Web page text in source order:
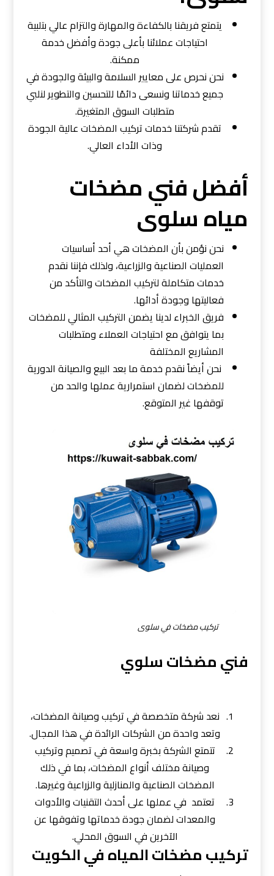
يتمتع فريقنا بالكفاءة والمهارة والتزام عالي بتلبية
احتياجات عملائنا بأعلى جودة وأفضل خدمة
ممكنة.
نحن نحرص على معايير السلامة والبيئة والجودة في
جميع خدماتنا ونسعى دائمًا للتحسين والتطوير لنلبي
متطلبات السوق المتغيرة.
تقدم شركتنا خدمات تركيب المضخات عالية الجودة
وذات الأداء العالي.
أفضل فني مضخات
مياه سلوى
نحن نؤمن بأن المضخات هي أحد أساسيات
العمليات الصناعية والزراعية، ولذلك فإننا نقدم
خدمات متكاملة لتركيب المضخات والتأكد من
فعاليتها وجودة أدائها.
فريق الخبراء لدينا يضمن التركيب المثالي للمضخات
بما يتوافق مع احتياجات العملاء ومتطلبات
المشاريع المختلفة
نحن أيضاً نقدم خدمة ما بعد البيع والصيانة الدورية
للمضخات لضمان استمرارية عملها والحد من
توقفها غير المتوقع.
تركيب مضخات في سلوى
فني مضخات سلوي
نعد شركة متخصصة في تركيب وصيانة المضخات،
وتعد واحدة من الشركات الرائدة في هذا المجال.
تتمتع الشركة بخبرة واسعة في تصميم وتركيب
وصيانة مختلف أنواع المضخات، بما في ذلك
المضخات الصناعية والمنازلية والزراعية وغيرها.
تعتمد في عملها على أحدث التقنيات والأدوات
والمعدات لضمان جودة خدماتها وتفوقها عن
الآخرين في السوق المحلي.
تركيب مضخات المياه في الكويت